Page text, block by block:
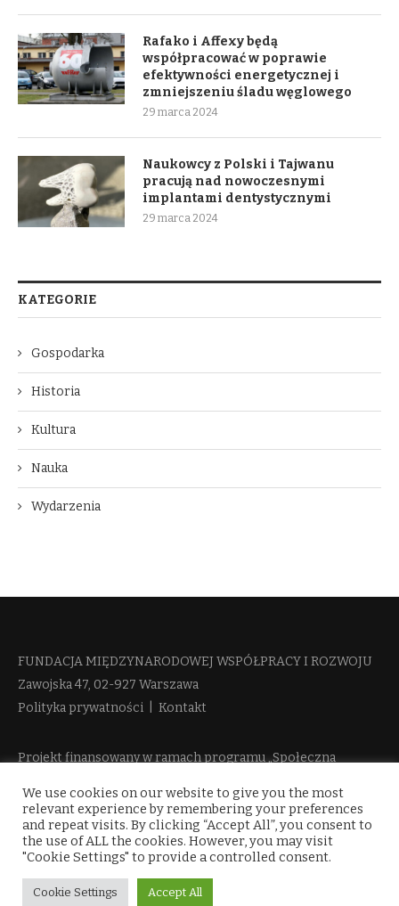
Rafako i Affexy będą
współpracować w poprawie
efektywności energetycznej i
zmniejszeniu śladu węglowego
29 marca 2024
Naukowcy z Polski i Tajwanu
pracują nad nowoczesnymi
implantami dentystycznymi
29 marca 2024
KATEGORIE
Gospodarka
Historia
Kultura
Nauka
Wydarzenia
FUNDACJA MIĘDZYNARODOWEJ WSPÓŁPRACY I ROZWOJU​
Zawojska 47, 02-927 Warszawa
Polityka prywatności
Kontakt
Projekt finansowany w ramach programu „Społeczna
więcej informacji
We use cookies on our website to give you the most
relevant experience by remembering your preferences
and repeat visits. By clicking “Accept All”, you consent to
the use of ALL the cookies. However, you may visit
"Cookie Settings" to provide a controlled consent.
Cookie Settings Accept All